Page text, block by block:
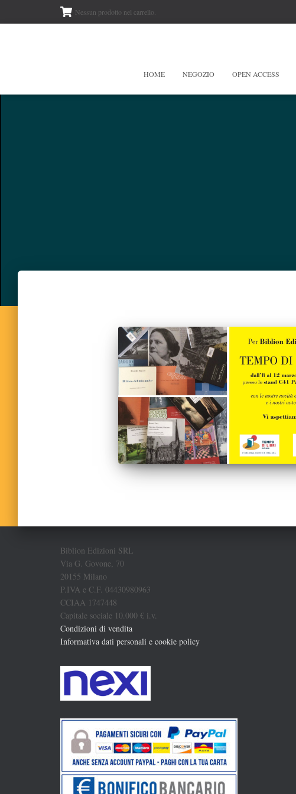
Nessun prodotto nel carrello.
HOME NEGOZIO OPEN ACCESS
Biblion Edizioni SRL
Via G. Govone, 70
20155 Milano
P.IVA e C.F. 04430980963
CCIAA 1747448
Capitale sociale 10.000 € i.v.
Condizioni di vendita
Informativa dati personali e cookie policy